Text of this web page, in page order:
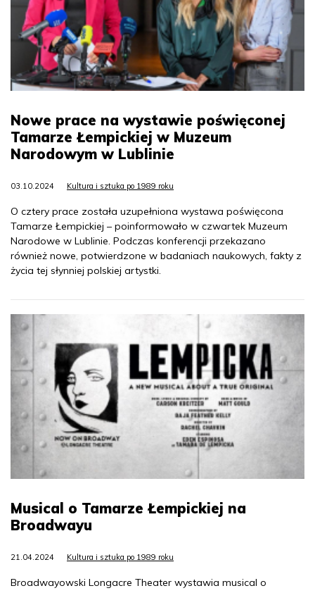
Nowe prace na wystawie poświęconej
Tamarze Łempickiej w Muzeum
Narodowym w Lublinie
03.10.2024 Kultura i sztuka po 1989 roku
O cztery prace została uzupełniona wystawa poświęcona
Tamarze Łempickiej – poinformowało w czwartek Muzeum
Narodowe w Lublinie. Podczas konferencji przekazano
również nowe, potwierdzone w badaniach naukowych, fakty z
życia tej słynniej polskiej artystki.
Musical o Tamarze Łempickiej na
Broadwayu
21.04.2024 Kultura i sztuka po 1989 roku
Broadwayowski Longacre Theater wystawia musical o